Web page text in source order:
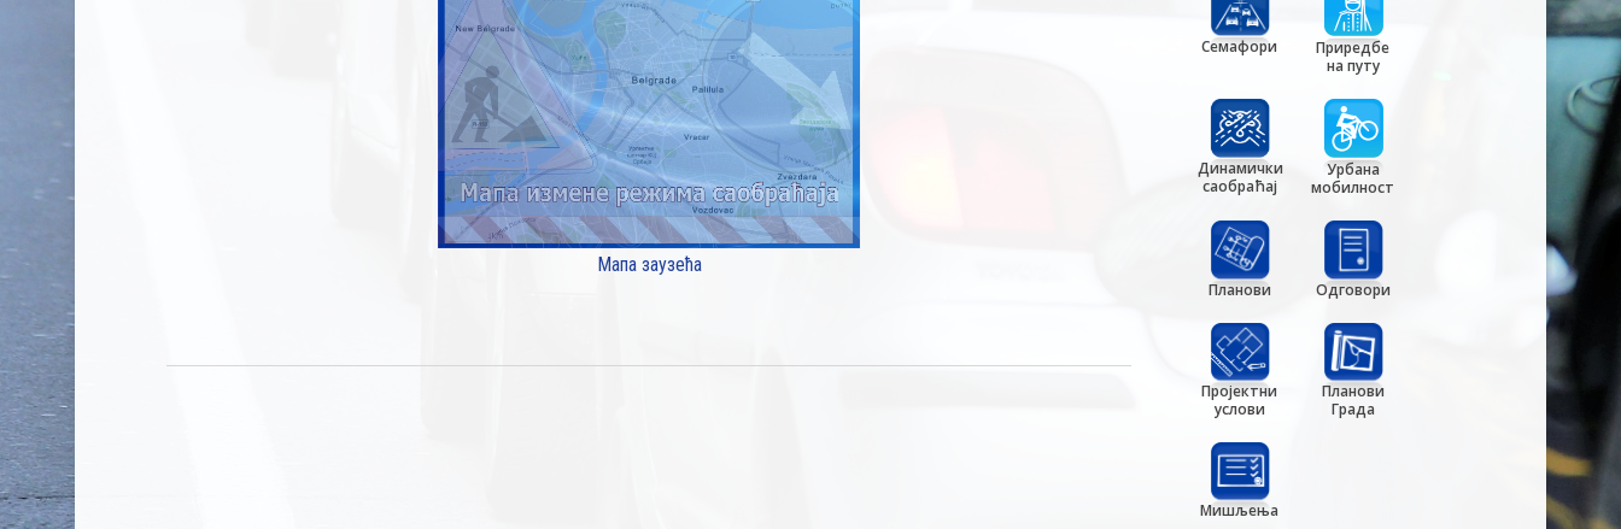
Мапа заузећа
Семафори
Приредбе
на путу
Динамички
саобраћај
Урбана
мобилност
Планови Одговори
Пројектни
услови
Планови
Града
Мишљења